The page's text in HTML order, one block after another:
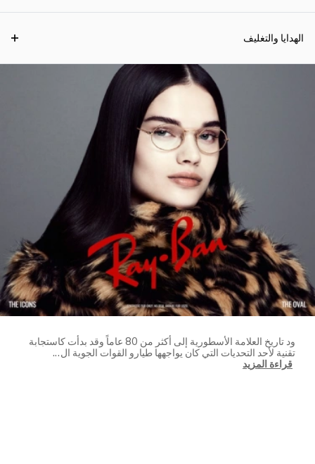
الهدايا والتغليف
ود تاريخ العلامة الأسطورية إلى أكثر من 80 عاماً وقد بدأت كاستجابة
تقنية لأحد التحديات التي كان يواجهها طيارو القوات الجوية ال...
قراءة المزيد